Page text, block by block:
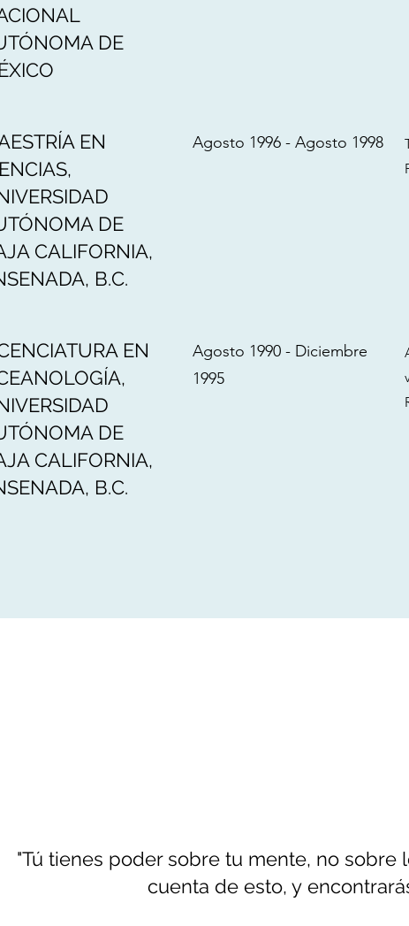
DE
EN
DE
CALIFORNIA,
B.C.
Agosto 1996 - Agosto 1998
EN
DE
CALIFORNIA,
B.C.
Agosto 1990 - Diciembre
1995
"Tú tienes poder sobre tu mente, no sobre
cuenta de esto, y